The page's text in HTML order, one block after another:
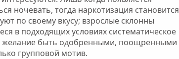
ночевать, тогда наркотизация становится
по своему вкусу; взрослые склонны
в подходящих условиях систематическое
желание быть одобренными, поощренными
групповой мотив.